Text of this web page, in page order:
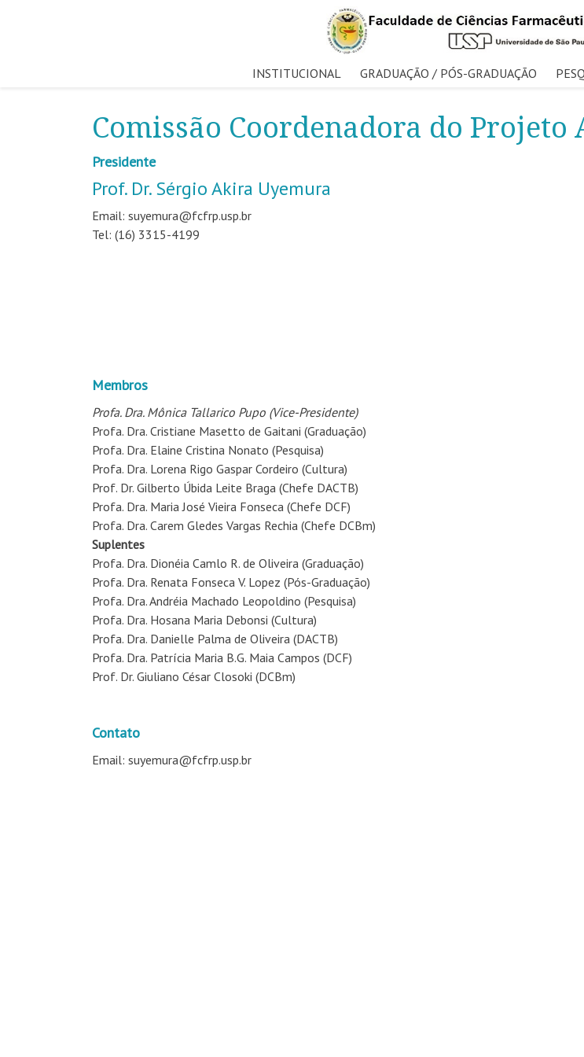
conteúdo
INSTITUCIONAL GRADUAÇÃO / PÓS-GRADUAÇÃO
Comissão Coordenadora do Projeto
Presidente
Prof. Dr. Sérgio Akira Uyemura
Email: suyemura@fcfrp.usp.br
Tel: (16) 3315-4199
Membros
Profa. Dra. Mônica Tallarico Pupo (Vice-Presidente)
Profa. Dra. Cristiane Masetto de Gaitani (Graduação)
Profa. Dra. Elaine Cristina Nonato (Pesquisa)
Profa. Dra. Lorena Rigo Gaspar Cordeiro (Cultura)
Prof. Dr. Gilberto Úbida Leite Braga (Chefe DACTB)
Profa. Dra. Maria José Vieira Fonseca (Chefe DCF)
Profa. Dra. Carem Gledes Vargas Rechia (Chefe DCBm)
Suplentes
Profa. Dra. Dionéia Camlo R. de Oliveira (Graduação)
Profa. Dra. Renata Fonseca V. Lopez (Pós-Graduação)
Profa. Dra. Andréia Machado Leopoldino (Pesquisa)
Profa. Dra. Hosana Maria Debonsi (Cultura)
Profa. Dra. Danielle Palma de Oliveira (DACTB)
Profa. Dra. Patrícia Maria B.G. Maia Campos (DCF)
Prof. Dr. Giuliano César Closoki (DCBm)
Contato
Email: suyemura@fcfrp.usp.br